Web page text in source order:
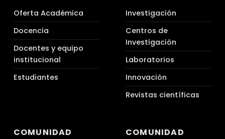
Oferta Académica
Docencia
Docentes y equipo
institucional
Estudiantes
Investigación
Centros de
Investigación
Laboratorios
Innovación
Revistas científicas
COMUNIDAD COMUNIDAD